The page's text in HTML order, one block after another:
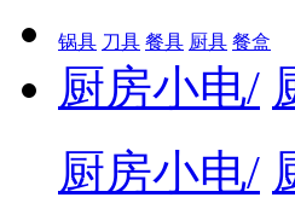
锅具 刀具 餐具 厨具 餐盒
厨房小电/
厨房小电/